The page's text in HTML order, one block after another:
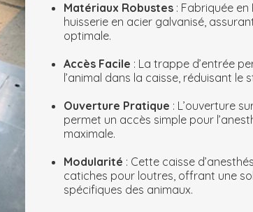
Matériaux Robustes : Fabriquée
huisserie en acier galvanisé,
optimale.
Accès Facile : La trappe d’entrée
l’animal dans la caisse, réduisant le
Ouverture Pratique : L’ouverture
permet un accès simple pour
maximale.
Modularité : Cette caisse
catiches pour loutres, offrant une
spécifiques des animaux.